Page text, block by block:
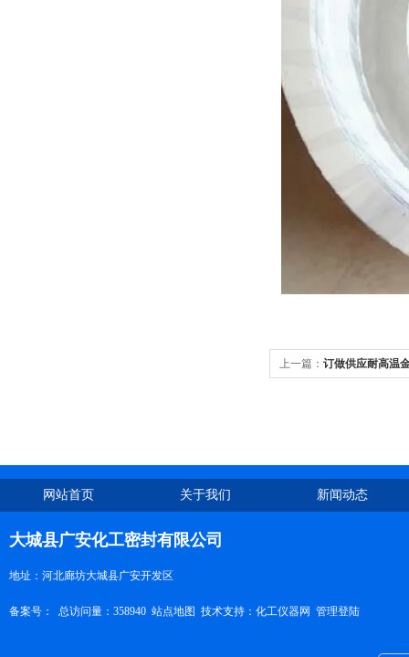
上一篇： 订做供应耐高温
网站首页 关于我们 新闻动态
大城县广安化工密封有限公司
地址：河北廊坊大城县广安开发区
备案号： 总访问量：358940 站点地图 技术支持： 化工仪器网 管理登陆